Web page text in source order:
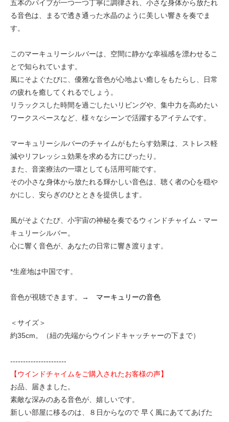
五本のパイプが一つ一つ丁寧に調律され、小さな身体から放たれ
る音色は、まるで透き通った水晶のように美しい響きを奏でま
す。
このマーキュリーシルバーは、空間に静かな幸福感を漂わせるこ
とで知られています。
風にそよぐたびに、優雅な音色が心地よい癒しをもたらし、日常
の疲れを癒してくれるでしょう。
リラックスした時間を過ごしたいリビングや、集中力を高めたい
ワークスペースなど、様々なシーンで活躍するアイテムです。
マーキュリーシルバーのチャイムがもたらす効果は、ストレス軽
減やリフレッシュ効果を求める方にぴったり。
また、音楽療法の一環としても活用可能です。
その小さな身体から放たれる輝かしい音色は、聴く者の心を穏や
かにし、安らぎのひとときを提供します。
風がそよぐたび、小宇宙の神秘を奏でるウィンドチャイム・マー
キュリーシルバー。
心に響く音色が、あなたの日常に響き渡ります。
*生産地は中国です。
音色が視聴できます。→ マーキュリーの音色
＜サイズ＞
約35cm。（紐の先端からウインドキャッチャーの下まで）
----------------------
【ウインドチャイムをご購入されたお客様の声】
お品、届きました。
素敵な深みのある音色が、嬉しいです。
新しい部屋に移るのは、８日からなので 早く風にあててあげた